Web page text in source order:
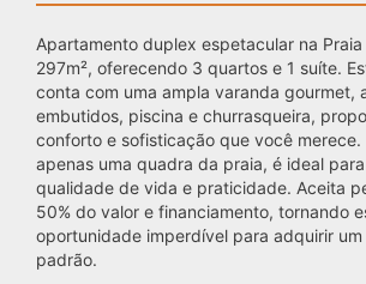
Apartamento duplex espetacular na Praia
297m², oferecendo 3 quartos e 1 suíte.
conta com uma ampla varanda gourmet,
embutidos, piscina e churrasqueira,
conforto e sofisticação que você merece.
apenas uma quadra da praia, é ideal
qualidade de vida e praticidade. Aceita
50% do valor e financiamento, tornando
oportunidade imperdível para adquirir
padrão.